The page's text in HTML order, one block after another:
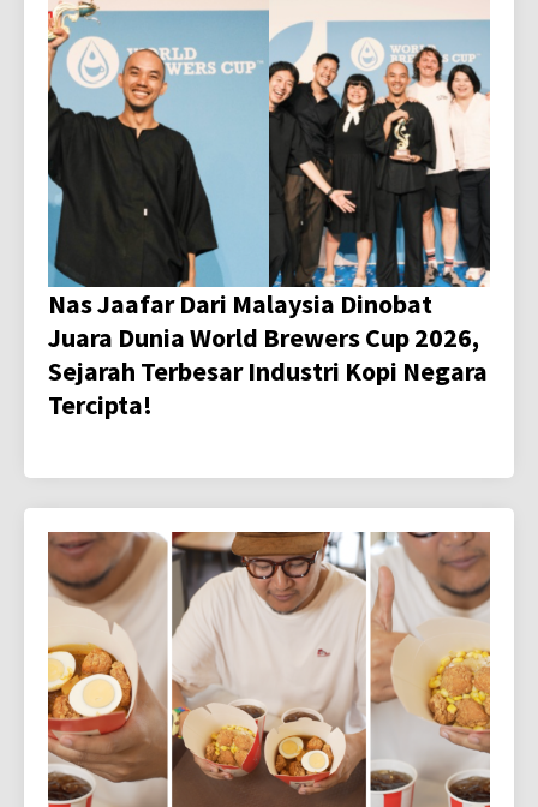
Nas Jaafar Dari Malaysia Dinobat
Juara Dunia World Brewers Cup 2026,
Sejarah Terbesar Industri Kopi Negara
Tercipta!